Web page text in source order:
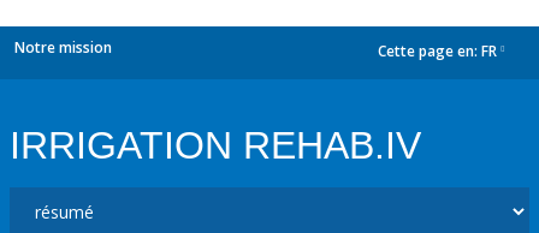
Notre mission Cette page en: FR
IRRIGATION REHAB.IV